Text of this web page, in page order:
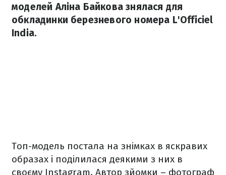
моделей Аліна Байкова знялася для
обкладинки березневого номера L'Officiel
India.
Топ-модель постала на знімках в яскравих
образах і поділилася деякими з них в
своєму Instagram. Автор зйомки – фотограф